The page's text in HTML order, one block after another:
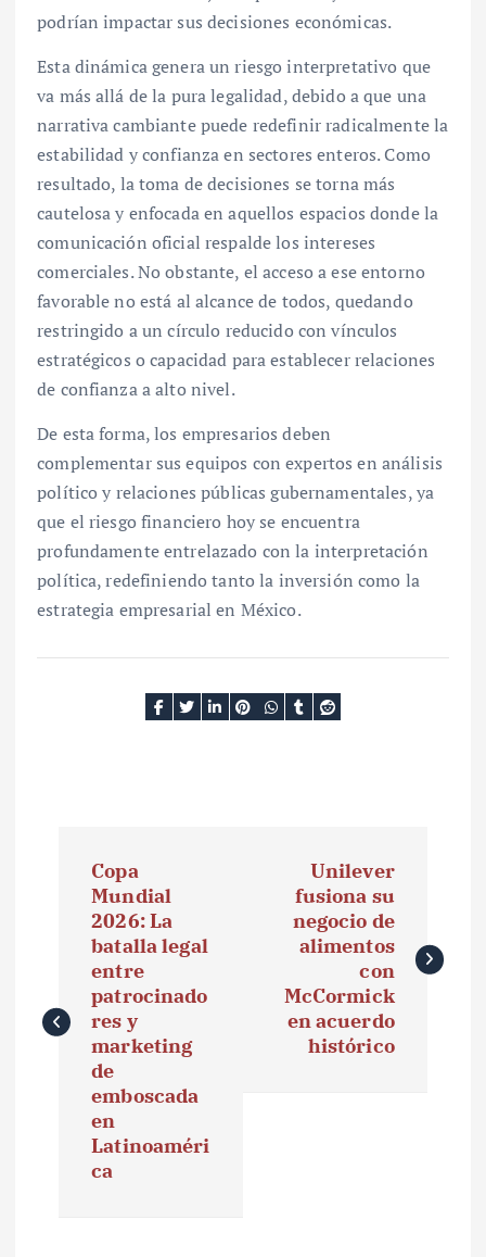
podrían impactar sus decisiones económicas.
Esta dinámica genera un riesgo interpretativo que
va más allá de la pura legalidad, debido a que una
narrativa cambiante puede redefinir radicalmente la
estabilidad y confianza en sectores enteros. Como
resultado, la toma de decisiones se torna más
cautelosa y enfocada en aquellos espacios donde la
comunicación oficial respalde los intereses
comerciales. No obstante, el acceso a ese entorno
favorable no está al alcance de todos, quedando
restringido a un círculo reducido con vínculos
estratégicos o capacidad para establecer relaciones
de confianza a alto nivel.
De esta forma, los empresarios deben
complementar sus equipos con expertos en análisis
político y relaciones públicas gubernamentales, ya
que el riesgo financiero hoy se encuentra
profundamente entrelazado con la interpretación
política, redefiniendo tanto la inversión como la
estrategia empresarial en México.
g
Copa
Mundial
2026: La
batalla legal
entre
patrocinado
res y
marketing
de
emboscada
en
Latinoaméri
ca
Unilever
fusiona su
negocio de
alimentos
con
McCormick
en acuerdo
histórico